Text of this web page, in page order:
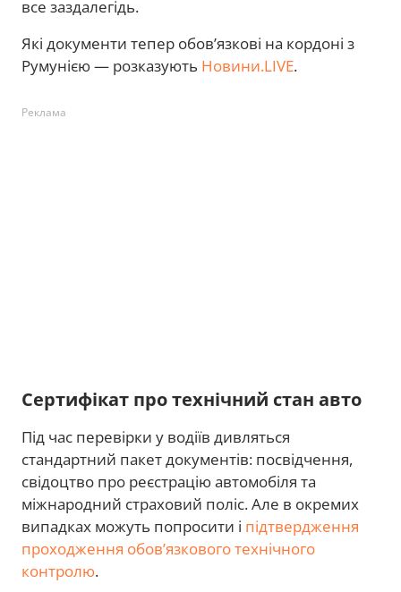
все заздалегідь.
Які документи тепер обов’язкові на кордоні з
Румунією — розказують Новини.LIVE.
Реклама
Сертифікат про технічний стан авто
Під час перевірки у водіїв дивляться
стандартний пакет документів: посвідчення,
свідоцтво про реєстрацію автомобіля та
міжнародний страховий поліс. Але в окремих
випадках можуть попросити і підтвердження
проходження обов’язкового технічного
контролю.